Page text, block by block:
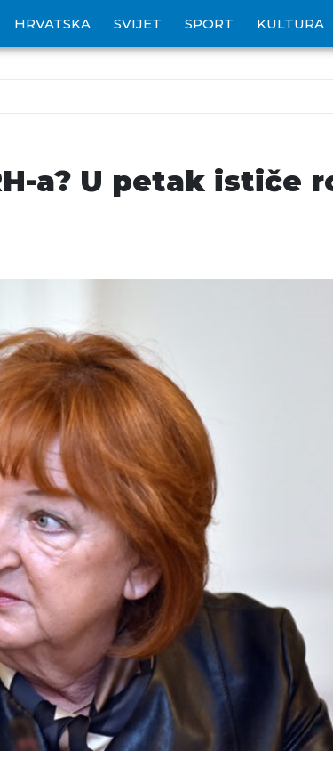
HRVATSKA SVIJET SPORT KULTURA
a? U petak ističe